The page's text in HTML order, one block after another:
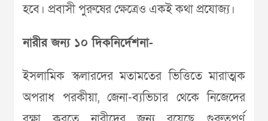
হবে। প্রবাসী পুরুষের ক্ষেত্রেও একই কথা প্রযোজ্য।
নারীর জন্য ১০ দিকনির্দেশনা-
ইসলামিক স্কলারদের মতামতের ভিত্তিতে মারাত্মক
অপরাধ পরকীয়া, জেনা-ব্যভিচার থেকে নিজেদের